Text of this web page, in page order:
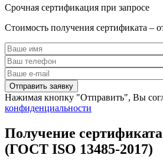
Срочная сертификация при запросе
Стоимость получения сертификата –
Нажимая кнопку "Отправить", Вы
конфиденциальности
Получение
(ГОСТ ISO 13485-2017)